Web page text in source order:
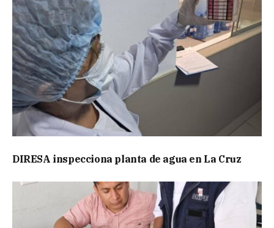
DIRESA inspecciona planta de agua en La Cruz